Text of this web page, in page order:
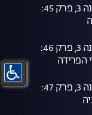
האח הגדול, עונה 3, פרק 45:
האח הגדול, עונה 3, פרק 46:
הפרידה
האח הגדול, עונה 3, פרק 47: